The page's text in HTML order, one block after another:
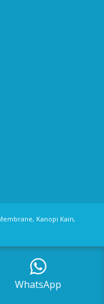
Kanopi Kain,
WhatsApp